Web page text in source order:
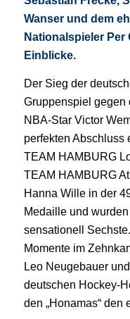
Wanser und dem
Nationalspieler
Einblicke.
Der Sieg der
Gruppenspiel gegen
NBA-Star Victor
perfekten Abschluss
TEAM HAMBURG
TEAM HAMBURG
Hanna Wille in der
Medaille und
sensationell
Momente im
Leo Neugebauer
deutschen Hockey-
den „Honamas“ den